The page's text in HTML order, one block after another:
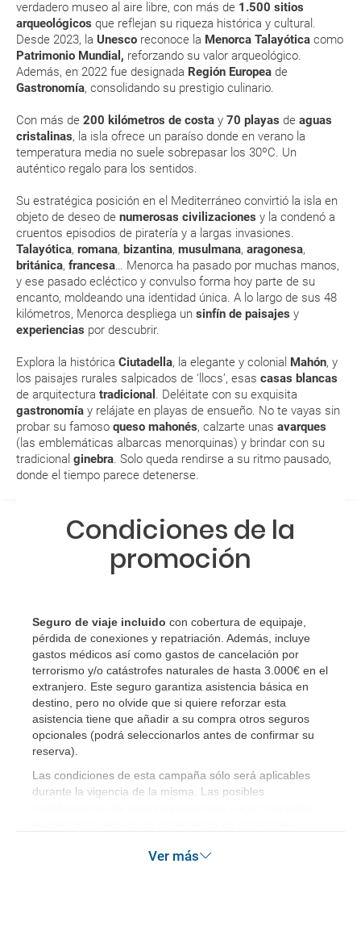
verdadero museo al aire libre, con más de 1.500 sitios
arqueológicos que reflejan su riqueza histórica y cultural.
Desde 2023, la Unesco reconoce la Menorca Talayótica como
Patrimonio Mundial, reforzando su valor arqueológico.
Además, en 2022 fue designada Región Europea de
Gastronomía, consolidando su prestigio culinario.
Con más de 200 kilómetros de costa y 70 playas de aguas
cristalinas, la isla ofrece un paraíso donde en verano la
temperatura media no suele sobrepasar los 30ºC. Un
auténtico regalo para los sentidos.
Su estratégica posición en el Mediterráneo convirtió la isla en
objeto de deseo de numerosas civilizaciones y la condenó a
cruentos episodios de piratería y a largas invasiones.
Talayótica, romana, bizantina, musulmana, aragonesa,
británica, francesa … Menorca ha pasado por muchas manos,
y ese pasado ecléctico y convulso forma hoy parte de su
encanto, moldeando una identidad única. A lo largo de sus 48
kilómetros, Menorca despliega un sinfín de paisajes y
experiencias por descubrir.
Explora la histórica Ciutadella, la elegante y colonial Mahón, y
los paisajes rurales salpicados de ‘llocs’, esas casas blancas
de arquitectura tradicional
. Deléitate con su exquisita
gastronomía y relájate en playas de ensueño. No te vayas sin
probar su famoso queso mahonés, calzarte unas avarques
(las emblemáticas albarcas menorquinas) y brindar con su
tradicional ginebra . Solo queda rendirse a su ritmo pausado,
donde el tiempo parece detenerse.
Durante la primavera, Menorca está especialmente
bonito y verde. ¡Apúntate a sus interesantes rutas de
senderismo!
ENE
14.0 °C
7.5 °C
FEB
14.2 °C
7.5 °C
MAR
15.5 °C
8.4 °C
17.3 °C
10.0 °C
vacacional (Caribe, circuitos, tours...) te enviaremos la documentación
de tu reserva alrededor de 10 días antes de salida, la cual deberás
imprimir y llevar contigo en el viaje.
Esta documentación te será requerida en el mostrador de la compañía
aérea a la hora de realizar el check-in el día de la salida.
MODIFICACIÓN ó CANCELACIÓN ¿Puedo anular o
modificar una reserva del viaje? ¿Qué gastos puede
generar una anulación o modificación del viaje?
¿Qué caducidad debe tener mi pasaporte para ir
a...?
¿Con cuánta antelación tengo que estar en el
aeropuerto?
RESERVAR ¿Cómo puedo reservar un viaje de
paquete vacacional en la página web?
Al realizar la reserva, uno de los servicios ha
quedado de pendiente de confirmación ¿Cómo
sabré si se confirma el viaje?
¿Cómo sé si hay plazas disponibles en el viaje que
quiero al hacer mi solicitud de reserva?
Si tengo los traslados incluidos, ¿dónde debo
dirigirme?
¿Incluye algún seguro de viaje mi reserva?
reservas de viajes?
¿Cuáles son los impuestos de entrada y salida del
país si viajo a América?
¿Qué hago si el traslado contratado del aeropuerto
al hotel o viceversa no ha aparecido?
¿Necesito visado para poder ir a ...?
Condiciones de la
promoción
Seguro de viaje incluido con cobertura de equipaje,
pérdida de conexiones y repatriación. Además, incluye
gastos médicos así como gastos de cancelación por
terrorismo y/o catástrofes naturales de hasta 3.000€ en el
extranjero. Este seguro garantiza asistencia básica en
destino, pero no olvide que si quiere reforzar esta
asistencia tiene que añadir a su compra otros seguros
opcionales (podrá seleccionarlos antes de confirmar su
reserva)
Las condiciones de esta campaña sólo será aplicables
durante la vigencia de la misma. Las posibles
Ver más